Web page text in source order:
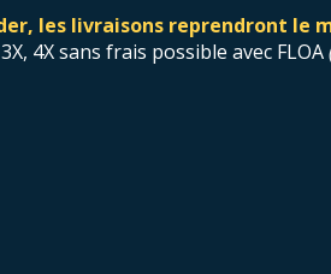
les livraisons reprendront le
4X sans frais possible avec FLOA